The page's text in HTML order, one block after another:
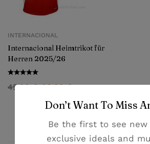
INTERNACIONAL
Internacional Heimtrikot für
Herren 2025/26
45,99€ 28,99€
Don’t Want To Miss
Be the first to see new
exclusive ideals and